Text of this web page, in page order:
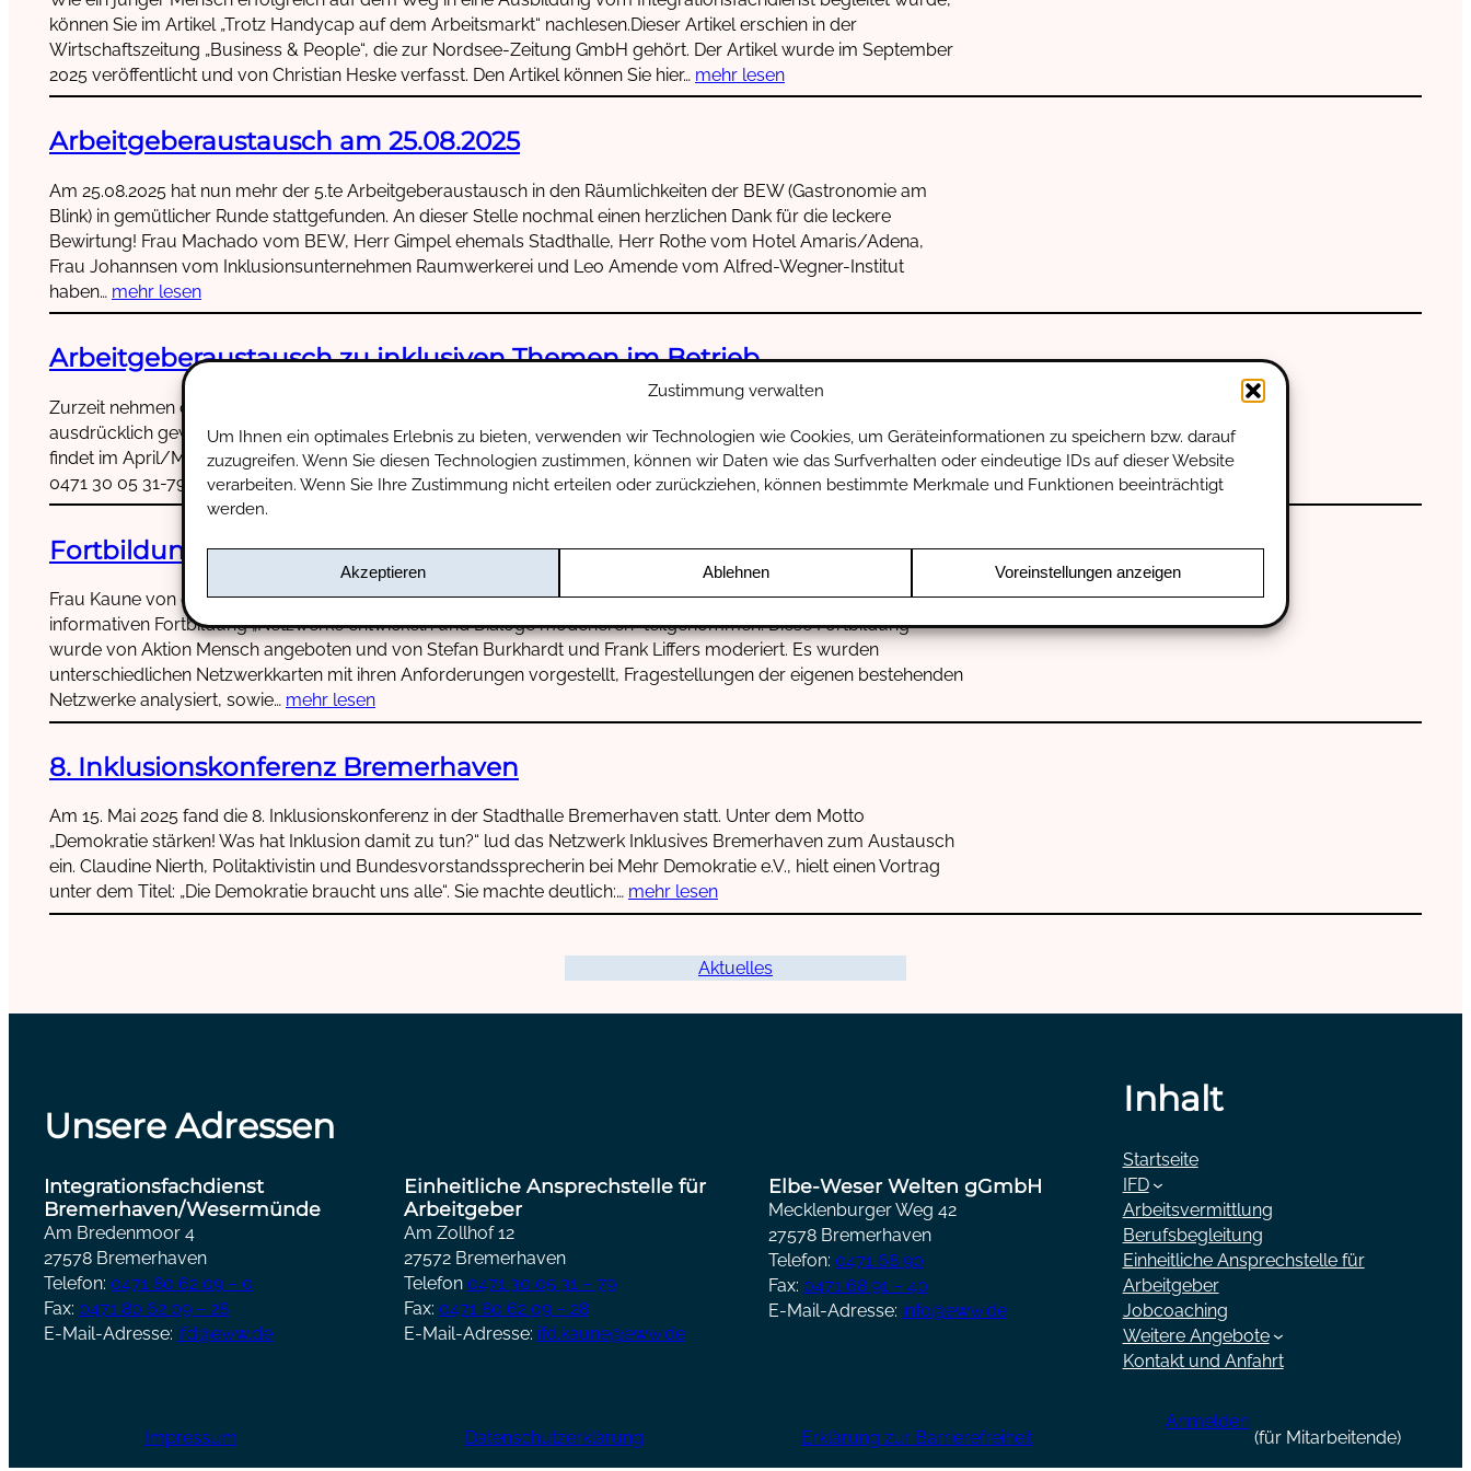
Zustimmung verwalten
Um Ihnen ein optimales Erlebnis zu bieten, verwenden wir Technologien wie Cookies, um Geräteinformationen zu speichern bzw. darauf
zuzugreifen. Wenn Sie diesen Technologien zustimmen, können wir Daten wie das Surfverhalten oder eindeutige IDs auf dieser Website
verarbeiten. Wenn Sie Ihre Zustimmung nicht erteilen oder zurückziehen, können bestimmte Merkmale und Funktionen beeinträchtigt
werden.
Akzeptieren Ablehnen Voreinstellungen anzeigen
können Sie im Artikel „Trotz Handycap auf dem Arbeitsmarkt“ nachlesen.Dieser Artikel erschien in der
Wirtschaftszeitung „Business & People“, die zur Nordsee-Zeitung GmbH gehört. Der Artikel wurde im September
2025 veröffentlicht und von Christian Heske verfasst. Den Artikel können Sie hier… mehr lesen
Arbeitgeberaustausch am 25.08.2025
Am 25.08.2025 hat nun mehr der 5.te Arbeitgeberaustausch in den Räumlichkeiten der BEW (Gastronomie am
Blink) in gemütlicher Runde stattgefunden. An dieser Stelle nochmal einen herzlichen Dank für die leckere
Bewirtung! Frau Machado vom BEW, Herr Gimpel ehemals Stadthalle, Herr Rothe vom Hotel Amaris/Adena,
Frau Johannsen vom Inklusionsunternehmen Raumwerkerei und Leo Amende vom Alfred-Wegner-Institut
haben… mehr lesen
Arbeitgeberaustausch zu inklusiven Themen im Betrieb
Zurzeit nehmen ca. 7 Betriebe an diesem Format teil. Eine weitere Teilnahme von weiteren Unternehmen ist
ausdrücklich gewünscht. Wer Interesse an diesem Austausch hat, ist herzlich eingeladen. Der nächste Austausch
findet im April/Mai statt. Nähere Informationen folgen. Bei Interesse wenden Sie sich bitte an Frau Kaune:Telefon:
0471 30 05 31-79E-Mail: ifd.kaune@eww.de Weiter Informationen finden Sie…mehr lesen
Fortbildung: Netzwerke entwickeln und Dialoge moderieren
Frau Kaune von der Einheitlichen Ansprechstelle für Arbeitgeber (EAA) hat vom 08. bis 09.05 an der sehr
informativen Fortbildung „Netzwerke entwickeln und Dialoge moderieren“ teilgenommen. Diese Fortbildung
wurde von Aktion Mensch angeboten und von Stefan Burkhardt und Frank Liffers moderiert. Es wurden
unterschiedlichen Netzwerkkarten mit ihren Anforderungen vorgestellt, Fragestellungen der eigenen bestehenden
Netzwerke analysiert, sowie… mehr lesen
8. Inklusionskonferenz Bremerhaven
Am 15. Mai 2025 fand die 8. Inklusionskonferenz in der Stadthalle Bremerhaven statt. Unter dem Motto
„Demokratie stärken! Was hat Inklusion damit zu tun?“ lud das Netzwerk Inklusives Bremerhaven zum Austausch
ein. Claudine Nierth, Politaktivistin und Bundesvorstandssprecherin bei Mehr Demokratie e.V., hielt einen Vortrag
unter dem Titel: „Die Demokratie braucht uns alle“. Sie machte deutlich:… mehr lesen
Aktuelles
Unsere Adressen
Integrationsfachdienst
Bremerhaven/Wesermünde
Am Bredenmoor 4
27578 Bremerhaven
Telefon: 0471 80 62 09 – 0
Fax: 0471 80 62 09 – 28
E-Mail-Adresse: ifd@eww.de
Einheitliche Ansprechstelle für
Arbeitgeber
Am Zollhof 12
27572 Bremerhaven
Telefon 0471 30 05 31 – 79
Fax: 0471 80 62 09 – 28
E-Mail-Adresse: ifd.kaune@eww.de
Elbe-Weser Welten gGmbH
Mecklenburger Weg 42
27578 Bremerhaven
Telefon: 0471 68 90
Fax: 0471 68 91 – 40
E-Mail-Adresse: info@eww.de
Inhalt
Startseite
IFD
Arbeitsvermittlung
Berufsbegleitung
Einheitliche Ansprechstelle für
Arbeitgeber
Jobcoaching
Weitere Angebote
Kontakt und Anfahrt
Impressum Datenschutzerklärung Erklärung zur Barrierefreiheit
Anmelden
(für Mitarbeitende)